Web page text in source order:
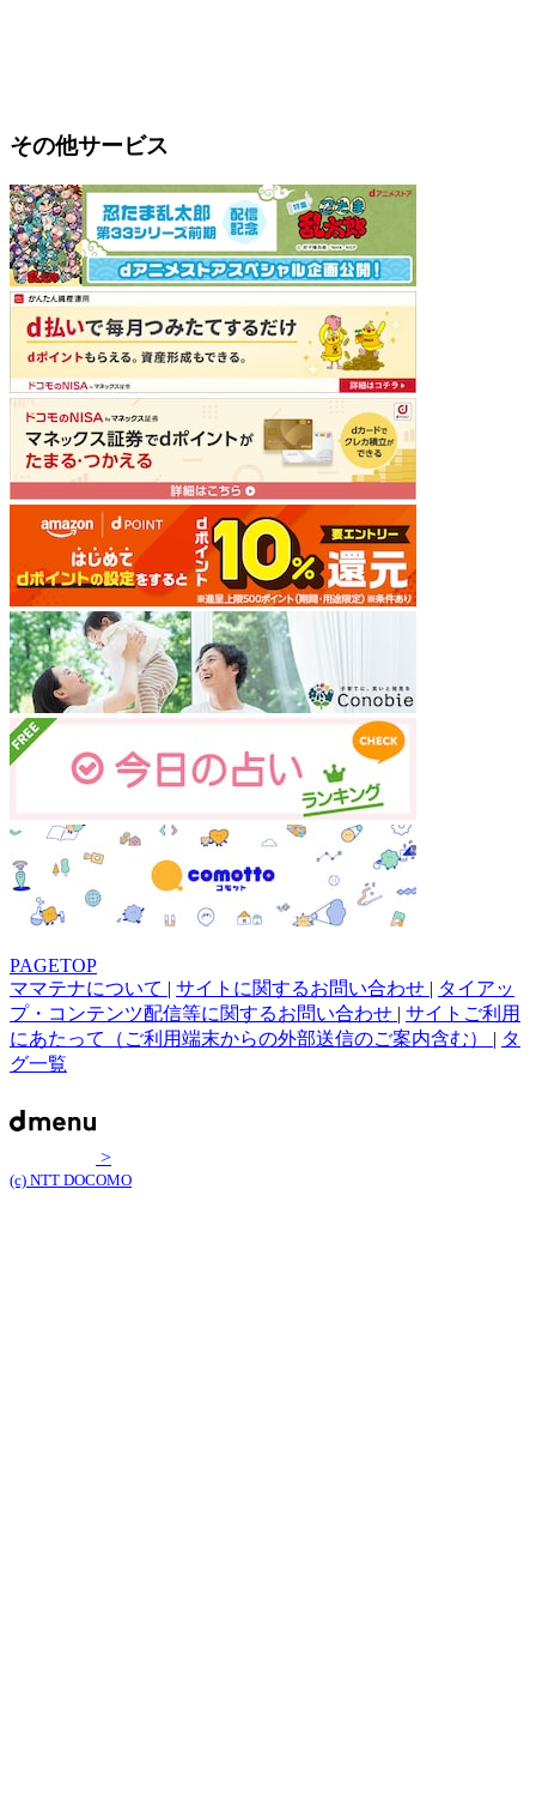
その他サービス
PAGETOP
ママテナについて | サイトに関するお問い合わせ | タイアッ
プ・コンテンツ配信等に関するお問い合わせ | サイトご利用
にあたって（ご利用端末からの外部送信のご案内含む） | タ
グ一覧
>
(c) NTT DOCOMO